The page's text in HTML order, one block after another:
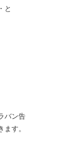
と
バン告
す。